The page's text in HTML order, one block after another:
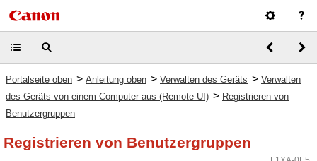
Portalseite oben > Anleitung oben > Verwalten des Geräts > Verwalten
des Geräts von einem Computer aus (Remote UI) > Registrieren von
Benutzergruppen
Registrieren von Benutzergruppen